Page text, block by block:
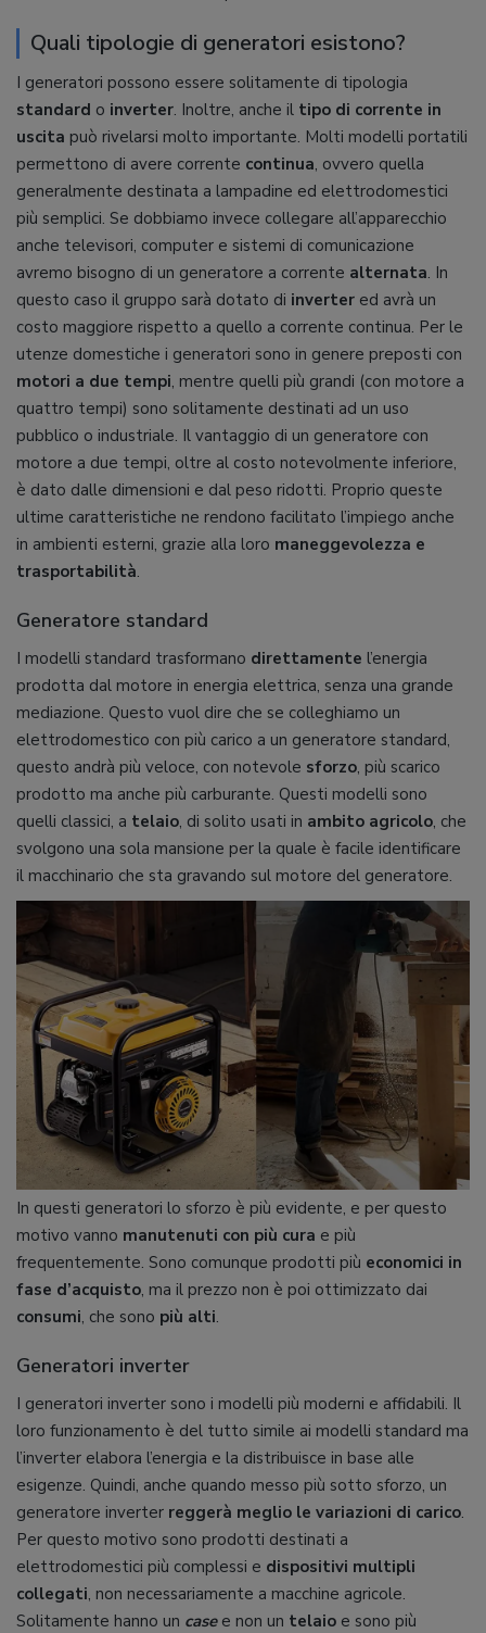
Quali tipologie di generatori esistono?
I generatori possono essere solitamente di tipologia
standard o inverter. Inoltre, anche il tipo di corrente in
uscita può rivelarsi molto importante. Molti modelli portatili
permettono di avere corrente continua, ovvero quella
generalmente destinata a lampadine ed elettrodomestici
più semplici. Se dobbiamo invece collegare all’apparecchio
anche televisori, computer e sistemi di comunicazione
avremo bisogno di un generatore a corrente alternata. In
questo caso il gruppo sarà dotato di inverter ed avrà un
costo maggiore rispetto a quello a corrente continua. Per le
utenze domestiche i generatori sono in genere preposti con
motori a due tempi, mentre quelli più grandi (con motore a
quattro tempi) sono solitamente destinati ad un uso
pubblico o industriale. Il vantaggio di un generatore con
motore a due tempi, oltre al costo notevolmente inferiore,
è dato dalle dimensioni e dal peso ridotti. Proprio queste
ultime caratteristiche ne rendono facilitato l’impiego anche
in ambienti esterni, grazie alla loro maneggevolezza e
trasportabilità.
Generatore standard
I modelli standard trasformano direttamente l’energia
prodotta dal motore in energia elettrica, senza una grande
mediazione. Questo vuol dire che se colleghiamo un
elettrodomestico con più carico a un generatore standard,
questo andrà più veloce, con notevole sforzo, più scarico
prodotto ma anche più carburante. Questi modelli sono
quelli classici, a telaio, di solito usati in ambito agricolo, che
svolgono una sola mansione per la quale è facile identificare
il macchinario che sta gravando sul motore del generatore.
In questi generatori lo sforzo è più evidente, e per questo
motivo vanno manutenuti con più cura e più
frequentemente. Sono comunque prodotti più economici in
fase d’acquisto, ma il prezzo non è poi ottimizzato dai
consumi, che sono più alti.
Generatori inverter
I generatori inverter sono i modelli più moderni e affidabili. Il
loro funzionamento è del tutto simile ai modelli standard ma
l’inverter elabora l’energia e la distribuisce in base alle
esigenze. Quindi, anche quando messo più sotto sforzo, un
generatore inverter reggerà meglio le variazioni di carico.
Per questo motivo sono prodotti destinati a
elettrodomestici più complessi e dispositivi multipli
collegati, non necessariamente a macchine agricole.
Solitamente hanno un casee non un telaio e sono più